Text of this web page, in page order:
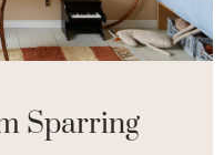
Sparring